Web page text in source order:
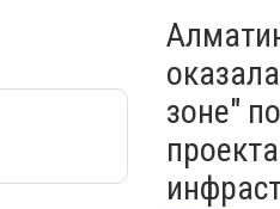
зоне"